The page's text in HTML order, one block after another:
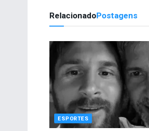
RelacionadoPostagens
ESPORTES